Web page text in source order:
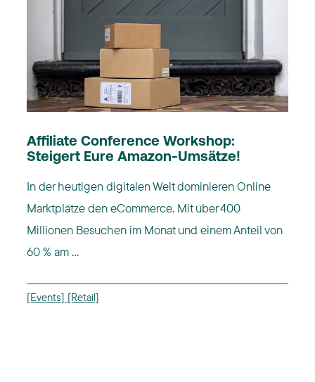
Affiliate Conference Workshop:
Steigert Eure Amazon-Umsätze!
In der heutigen digitalen Welt dominieren Online
Marktplätze den eCommerce. Mit über 400
Millionen Besuchen im Monat und einem Anteil von
60 % am ...
[Events] [Retail]